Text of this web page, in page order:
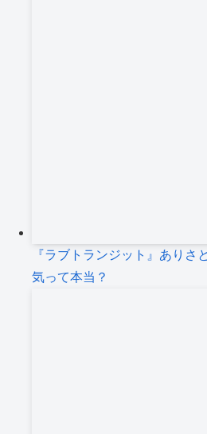
『ラブトランジット』ありさ
気って本当？